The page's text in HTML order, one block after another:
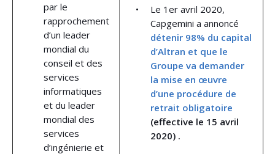
par le
rapprochement
d’un leader
mondial du
conseil et des
services
informatiques
et du leader
mondial des
services
d’ingénierie et
Le 1er avril 2020,
Capgemini a annoncé
détenir 98% du capital
d’Altran et que le
Groupe va demander
la mise en œuvre
d’une procédure de
retrait obligatoire
(effective le 15 avril
2020) .